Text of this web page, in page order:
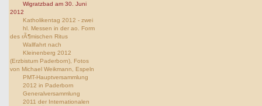
Wigratzbad am 30. Juni
2012
Katholikentag 2012 - zwei
hl. Messen in der ao. Form
des rÃ¶mischen Ritus
Wallfahrt nach
Kleinenberg 2012
(Erzbistum Paderborn), Fotos
von Michael Weikmann, Espeln
PMT-Hauptversammlung
2012 in Paderborn
Generalversammlung
2011 der Internationalen